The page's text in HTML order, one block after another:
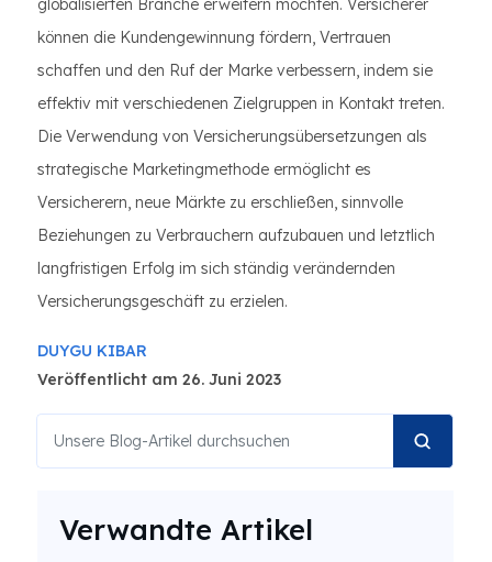
globalisierten Branche erweitern möchten. Versicherer
können die Kundengewinnung fördern, Vertrauen
schaffen und den Ruf der Marke verbessern, indem sie
effektiv mit verschiedenen Zielgruppen in Kontakt treten.
Die Verwendung von Versicherungsübersetzungen als
strategische Marketingmethode ermöglicht es
Versicherern, neue Märkte zu erschließen, sinnvolle
Beziehungen zu Verbrauchern aufzubauen und letztlich
langfristigen Erfolg im sich ständig verändernden
Versicherungsgeschäft zu erzielen.
DUYGU KIBAR
Veröffentlicht am 26. Juni 2023
Verwandte Artikel